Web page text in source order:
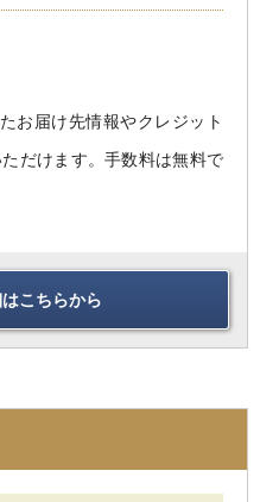
お届け先情報やクレジット
だけます。手数料は無料で
こちらから